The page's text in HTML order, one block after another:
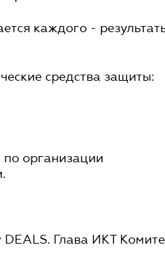
каждого -
средства защиты:
по организации
Глава ИКТ